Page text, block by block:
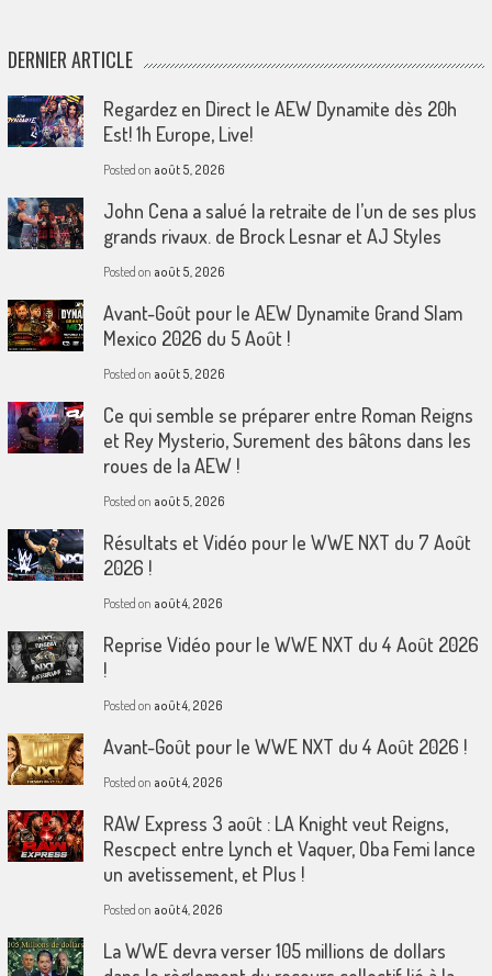
DERNIER ARTICLE
Regardez en Direct le AEW Dynamite dès 20h
Est! 1h Europe, Live!
Posted on août 5, 2026
John Cena a salué la retraite de l’un de ses plus
grands rivaux. de Brock Lesnar et AJ Styles
Posted on août 5, 2026
Avant-Goût pour le AEW Dynamite Grand Slam
Mexico 2026 du 5 Août !
Posted on août 5, 2026
Ce qui semble se préparer entre Roman Reigns
et Rey Mysterio, Surement des bâtons dans les
roues de la AEW !
Posted on août 5, 2026
Résultats et Vidéo pour le WWE NXT du 7 Août
2026 !
Posted on août 4, 2026
Reprise Vidéo pour le WWE NXT du 4 Août 2026
!
Posted on août 4, 2026
Avant-Goût pour le WWE NXT du 4 Août 2026 !
Posted on août 4, 2026
RAW Express 3 août : LA Knight veut Reigns,
Rescpect entre Lynch et Vaquer, Oba Femi lance
un avetissement, et Plus !
Posted on août 4, 2026
La WWE devra verser 105 millions de dollars